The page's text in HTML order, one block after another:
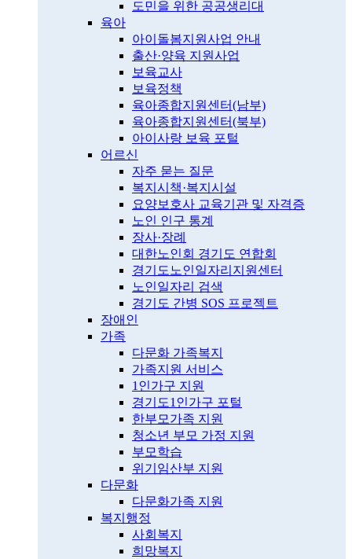
도민을 위한 공공생리대
육아
아이돌봄지원사업 안내
출산·양육 지원사업
보육교사
보육정책
육아종합지원센터(남부)
육아종합지원센터(북부)
아이사랑 보육 포털
어르신
자주 묻는 질문
복지시책·복지시설
요양보호사 교육기관 및 자격증
노인 인구 통계
장사·장례
대한노인회 경기도 연합회
경기도노인일자리지원센터
노인일자리 검색
경기도 간병 SOS 프로젝트
장애인
가족
다문화 가족복지
가족지원 서비스
1인가구 지원
경기도1인가구 포털
한부모가족 지원
청소년 부모 가정 지원
부모학습
위기임산부 지원
다문화
다문화가족 지원
복지행정
사회복지
희망복지